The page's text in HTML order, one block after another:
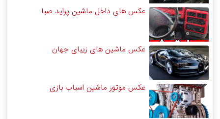
عکس های داخل ماشین پراید صبا
عکس ماشین های زیبای جهان
عکس موتور ماشین اسباب بازی